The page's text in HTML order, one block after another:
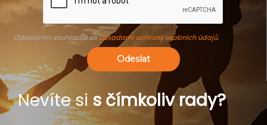
Odesláním souhlasíte seZásadami ochrany osobních údajů.
Odeslat
Nevíte si s čímkoliv rady?